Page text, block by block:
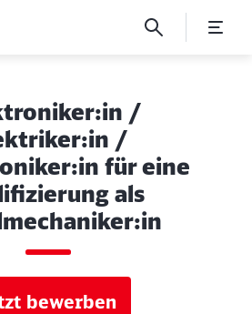
/
/
für eine
als
bewerben